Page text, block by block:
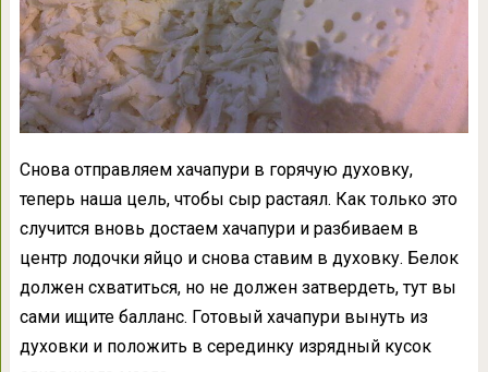
Снова отправляем хачапури в горячую духовку,
теперь наша цель, чтобы сыр растаял. Как только это
случится вновь достаем хачапури и разбиваем в
центр лодочки яйцо и снова ставим в духовку. Белок
должен схватиться, но не должен затвердеть, тут вы
сами ищите балланс. Готовый хачапури вынуть из
духовки и положить в серединку изрядный кусок